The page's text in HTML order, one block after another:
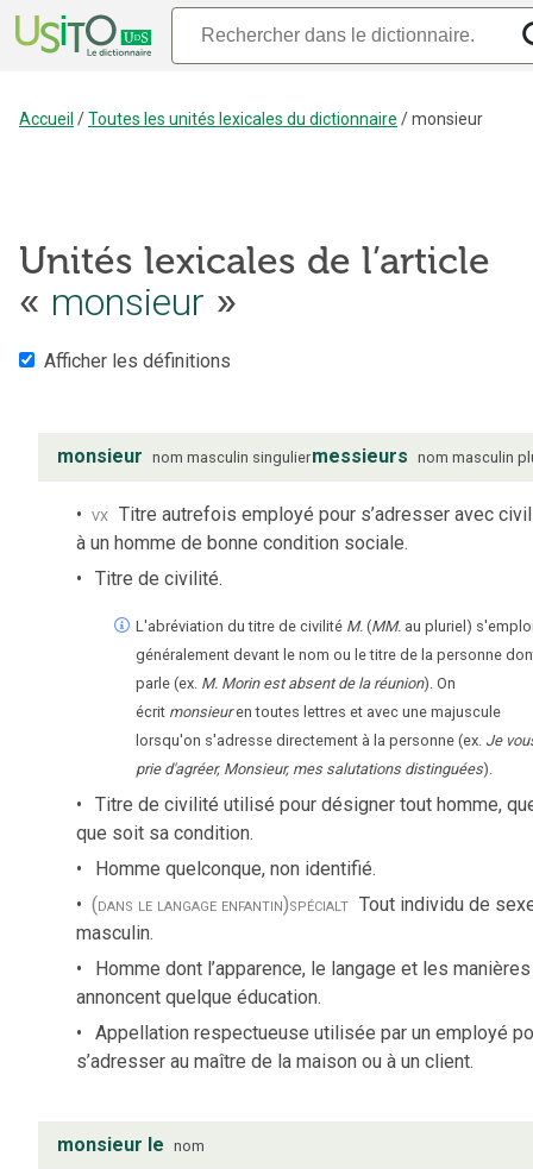
Accueil /Toutes les unités lexicales du dictionnaire /monsieur
Unités lexicales de l’article
« monsieur »
Afficher les définitions
monsieur nom masculin singuliermessieurs nom masculin
vx Titre autrefois employé pour s’adresser avec
à un homme de bonne condition sociale.
Titre de civilité.
L'abréviation du titre de civilité M. (MM. au pluriel)
généralement devant le nom ou le titre de la personne
parle (ex. M. Morin est absent de la réunion). On
écrit monsieur en toutes lettres et avec une majuscule
lorsqu'on s'adresse directement à la personne (ex. Je
prie d'agréer, Monsieur, mes salutations distinguées).
Titre de civilité utilisé pour désigner tout homme,
que soit sa condition.
Homme quelconque, non identifié.
(dans le langage enfantin)spécialt Tout individu de
masculin.
Homme dont l’apparence, le langage et les manières
annoncent quelque éducation.
Appellation respectueuse utilisée par un employé
s’adresser au maître de la maison ou à un client.
monsieur le nom